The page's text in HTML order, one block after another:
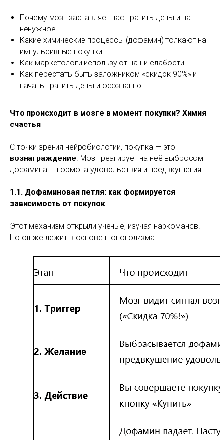
Почему мозг заставляет нас тратить деньги на
ненужное.
Какие химические процессы (дофамин) толкают на
импульсивные покупки.
Как маркетологи используют наши слабости.
Как перестать быть заложником «скидок 90%» и
начать тратить деньги осознанно.
Что происходит в мозге в момент покупки? Химия
счастья
С точки зрения нейробиологии, покупка — это
вознаграждение. Мозг реагирует на неё выбросом
дофамина — гормона удовольствия и предвкушения.
1.1. Дофаминовая петля: как формируется
зависимость от покупок
Этот механизм открыли ученые, изучая наркоманов.
Но он же лежит в основе шопоголизма.